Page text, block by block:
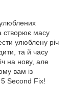
створює масу
улюблену річ
та й часу
на нову, але
вам із
Second Fix!